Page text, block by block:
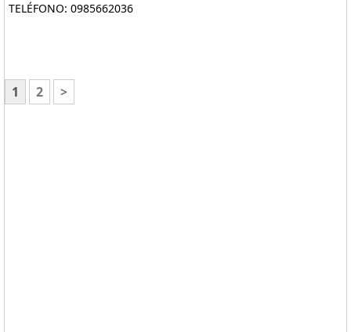
TELÉFONO: 0985662036
1 2 >